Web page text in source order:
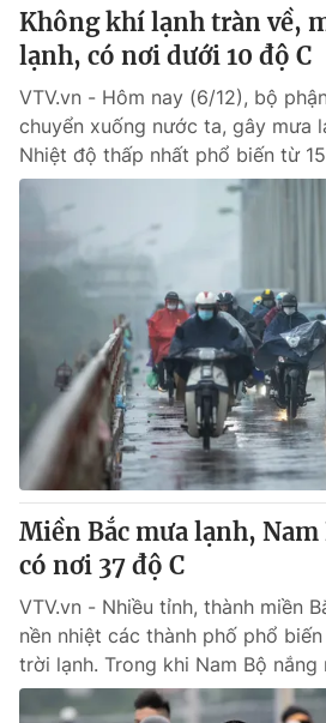
Không khí lạnh tràn về,
lạnh, có nơi dưới 10 độ C
VTV.vn - Hôm nay (6/12), bộ
chuyển xuống nước ta, gây mưa
Nhiệt độ thấp nhất phổ biến từ
Miền Bắc mưa lạnh,
có nơi 37 độ C
VTV.vn - Nhiều tỉnh, thành miền
nền nhiệt các thành phố phổ
trời lạnh. Trong khi Nam Bộ nắng